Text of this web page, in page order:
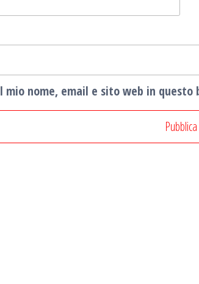
mio nome, email e sito web in